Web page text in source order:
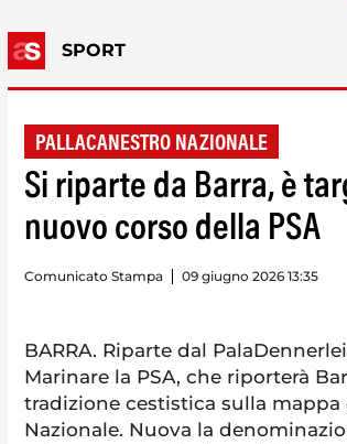
SPORT
PALLACANESTRO NAZIONALE
Si riparte da Barra, è
nuovo corso della PSA
Comunicato Stampa 09 giugno 2026 13:35
BARRA. Riparte dal
Marinare la PSA, che riporterà
tradizione cestistica sulla mappa
Nazionale. Nuova la